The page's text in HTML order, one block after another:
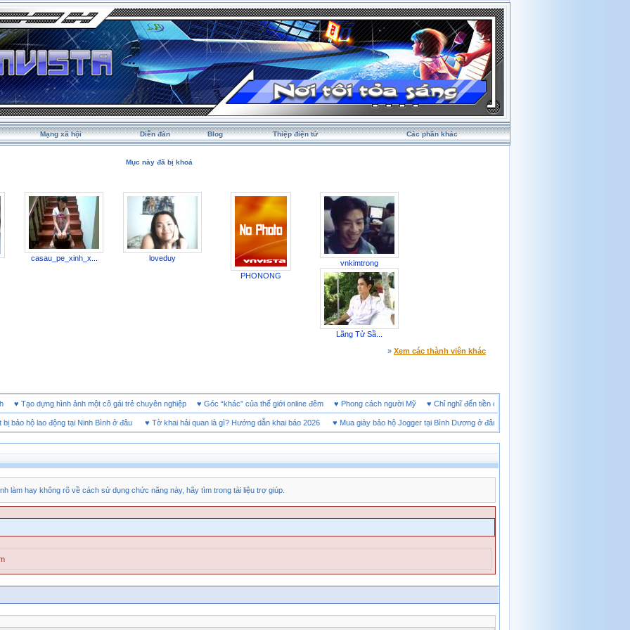
Mạng xã hội Diễn đàn Blog Thiệp điện tử Các phần khác
Mục này đã bị khoá
casau_pe_xinh_x... loveduy
PHONONG
vnkimtrong
Lãng Tử Sầ...
» Xem các thành viên khác
♥Tạo dựng hình ảnh một cô gái trẻ chuyên nghiệp ♥ Góc “khác” của thế giới online đêm ♥Phong cách người Mỹ ♥Chỉ nghĩ đến tiền cũng làm người ta ích kỷ
hộ lao động tại Ninh Bình ở đâu♥ Tờ khai hải quan là gì? Hướng dẫn khai báo 2026♥ Mua giày bảo hộ Jogger tại Bình Dương ở đâu tốt♥
làm hay không rõ về cách sử dụng chức năng này, hãy tìm trong tài liệu trợ giúp.